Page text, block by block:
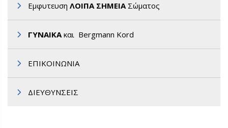
Εμφυτευση ΛΟΙΠΑ ΣΗΜΕΙΑΣώματος
ΓΥΝΑΙΚΑκαι Bergmann Kord
ΕΠΙΚΟΙΝΩΝΙΑ
ΔΙΕΥΘΥΝΣΕΙΣ